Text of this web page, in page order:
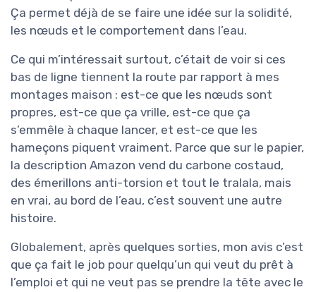
Ça permet déjà de se faire une idée sur la solidité,
les nœuds et le comportement dans l’eau.
Ce qui m’intéressait surtout, c’était de voir si ces
bas de ligne tiennent la route par rapport à mes
montages maison : est-ce que les nœuds sont
propres, est-ce que ça vrille, est-ce que ça
s’emmêle à chaque lancer, et est-ce que les
hameçons piquent vraiment. Parce que sur le papier,
la description Amazon vend du carbone costaud,
des émerillons anti-torsion et tout le tralala, mais
en vrai, au bord de l’eau, c’est souvent une autre
histoire.
Globalement, après quelques sorties, mon avis c’est
que ça fait le job pour quelqu’un qui veut du prêt à
l’emploi et qui ne veut pas se prendre la tête avec le